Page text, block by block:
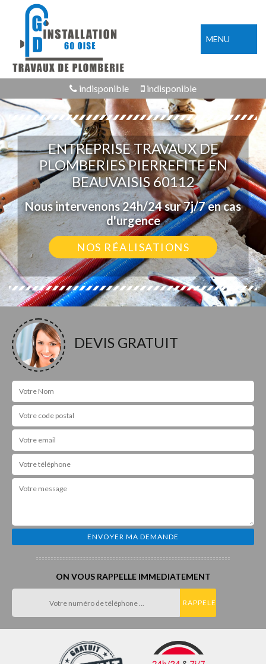
MENU
indisponible indisponible
ENTREPRISE TRAVAUX DE
PLOMBERIES PIERREFITE EN
BEAUVAISIS 60112
Nous intervenons 24h/24 sur 7j/7 en cas
d'urgence
NOS RÉALISATIONS
DEVIS GRATUIT
ON VOUS RAPPELLE IMMEDIATEMENT